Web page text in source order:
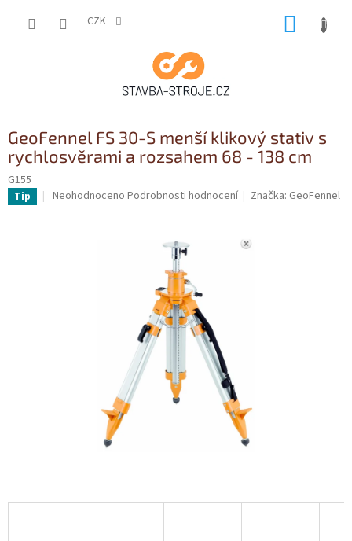
CZK
GeoFennel FS 30-S menší klikový stativ s
rychlosvěrami a rozsahem 68 - 138 cm
G155
Tip
Průměrné
Neohodnoceno Podrobnosti hodnocení Značka: GeoFennel